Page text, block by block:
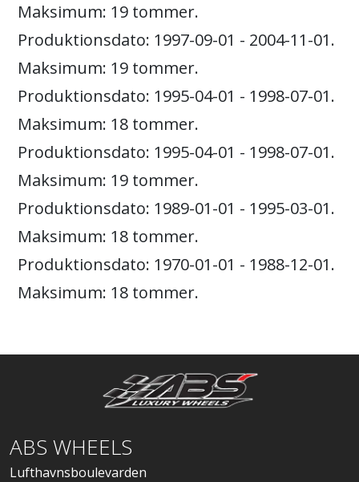
Maksimum: 19 tommer.
Produktionsdato: 1997-09-01 - 2004-11-01.
Maksimum: 19 tommer.
Produktionsdato: 1995-04-01 - 1998-07-01.
Maksimum: 18 tommer.
Produktionsdato: 1995-04-01 - 1998-07-01.
Maksimum: 19 tommer.
Produktionsdato: 1989-01-01 - 1995-03-01.
Maksimum: 18 tommer.
Produktionsdato: 1970-01-01 - 1988-12-01.
Maksimum: 18 tommer.
ABS WHEELS
Lufthavnsboulevarden